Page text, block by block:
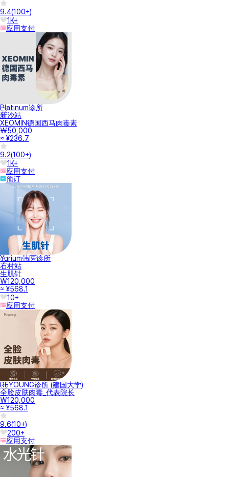
9.4(100+)
1K+
应用支付
Platinum诊所
新沙站
XEOMIN德国西马肉毒素
₩50,000
≈ ¥236.7
9.2(100+)
1K+
应用支付
预订
Yurium韩医诊所
石村站
生肌针
₩120,000
≈ ¥568.1
10+
应用支付
REYOUNG诊所 (建国大学)
全脸皮肤肉毒_代表院长
₩120,000
≈ ¥568.1
9.6(10+)
200+
应用支付